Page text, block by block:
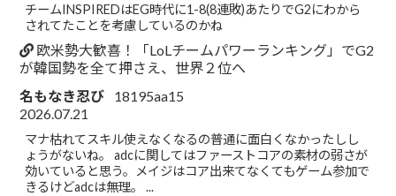
チームINSPIREDはEG時代に1-8(8連敗)あたりでG2にわから
されてたことを考慮しているのかね
欧米勢大歓喜！「LoLチームパワーランキング」でG2
が韓国勢を全て押さえ、世界２位へ
名もなき忍び
18195aa15
2026.07.21
マナ枯れてスキル使えなくなるの普通に面白くなかったしし
ょうがないね。 adcに関してはファーストコアの素材の弱さが
効いていると思う。メイジはコア出来てなくてもゲーム参加で
きるけどadcは無理。 ...